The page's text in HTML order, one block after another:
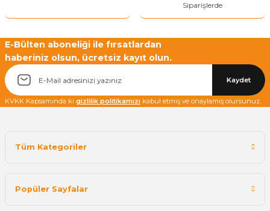
Siparişlerde
E-Bülten aboneliği ile fırsatlardan
haberiniz olsun, ücretsiz kayıt olun.
Kaydet
KVKK Kapsamında ki gizlilik politikamızı kabul etmiş ve onaylamış olursunuz.
Tüm Kategoriler
Popüler Sayfalar